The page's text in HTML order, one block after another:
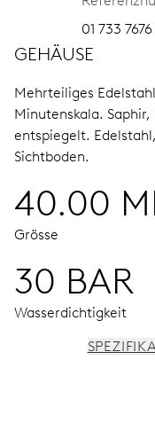
01 733
GEHÄUSE
Mehrteiliges
Minutenskala.
entspiegelt.
Sichtboden.
40.00
Grösse
30 BAR
Wasserdichtigkeit